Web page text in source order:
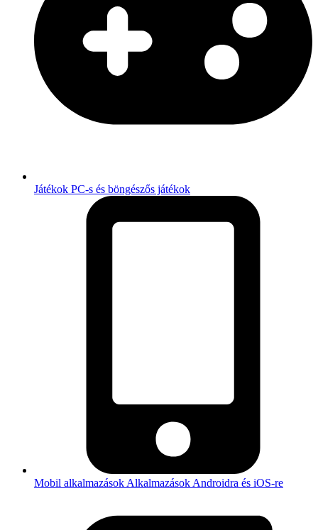
Játékok PC-s és böngészős játékok
Mobil alkalmazások Alkalmazások Androidra és iOS-re